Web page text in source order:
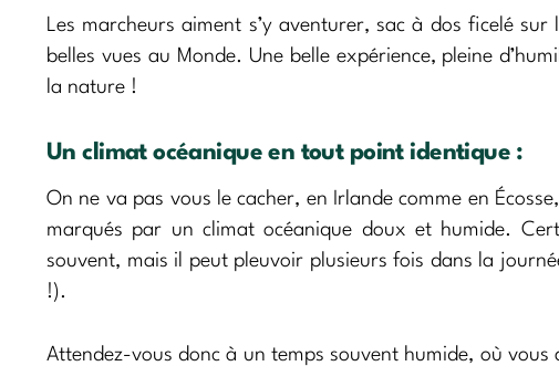
Les marcheurs aiment s’y aventurer, sac à dos ficelé
belles vues au Monde. Une belle expérience, pleine
la nature !
Un climat océanique en tout point identique :
On ne va pas vous le cacher, en Irlande comme en
marqués par un climat océanique doux et humide.
souvent, mais il peut pleuvoir plusieurs fois dans la
!).
Attendez-vous donc à un temps souvent humide, où